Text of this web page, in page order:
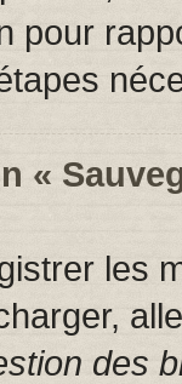
pour
«
les
des